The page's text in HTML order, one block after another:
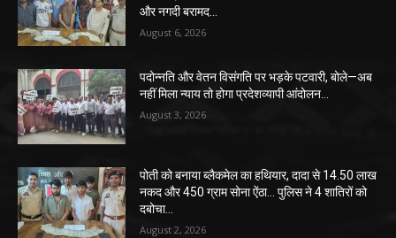
और नगदी बरामद…
August 6, 2026
पदोन्नति और वेतन विसंगति पर भड़के पटवारी, बोले—अब
नहीं मिला न्याय तो होगा प्रदेशव्यापी आंदोलन…
August 3, 2026
पोती को बनाया ब्लैकमेल का हथियार, दादा से 14.50 लाख
नकद और 450 ग्राम सोना ऐंठा… पुलिस ने 4 शातिरों को
दबोचा…
August 2, 2026